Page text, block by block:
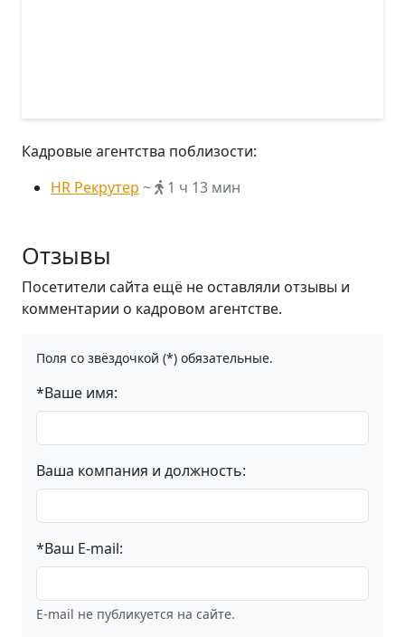
Кадровые агентства поблизости:
HR Рекрутер ~ 1 ч 13 мин
Отзывы
Посетители сайта ещё не оставляли отзывы и
комментарии о кадровом агентстве.
Поля со звёздочкой (*) обязательные.
*Ваше имя:
Ваша компания и должность:
*Ваш E-mail:
E-mail не публикуется на сайте.